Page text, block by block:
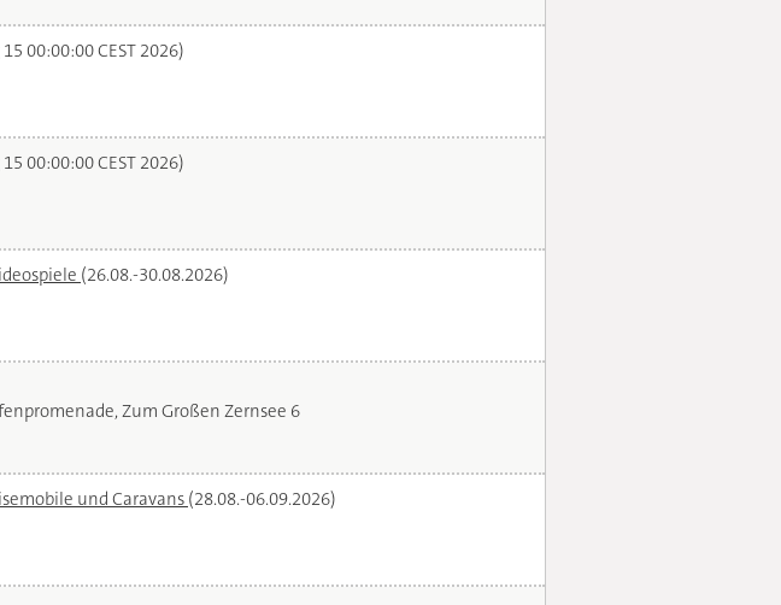
00:00:00 CEST 2026)
00:00:00 CEST 2026)
(26.08.-30.08.2026)
Zum Großen Zernsee 6
und Caravans (28.08.-06.09.2026)